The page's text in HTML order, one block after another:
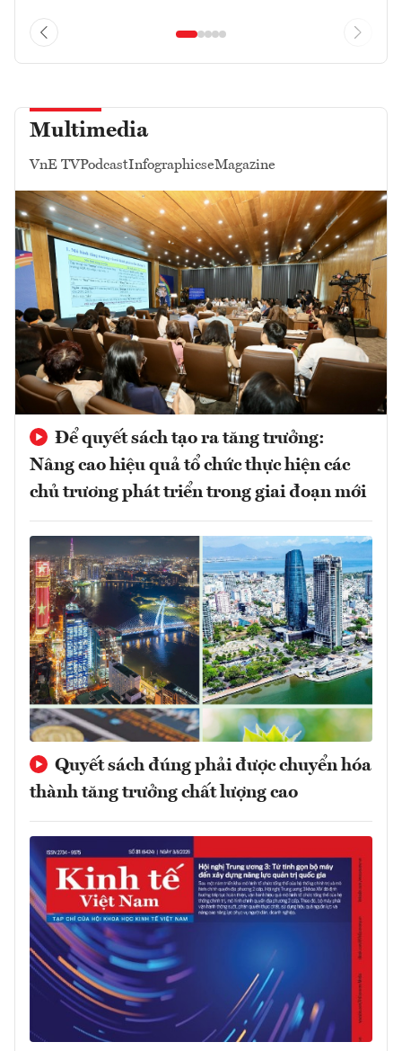
Multimedia
VnE TVPodcastInfographicseMagazine
Để quyết sách tạo ra tăng trưởng:
Nâng cao hiệu quả tổ chức thực hiện các
chủ trương phát triển trong giai đoạn mới
Quyết sách đúng phải được chuyển hóa
thành tăng trưởng chất lượng cao